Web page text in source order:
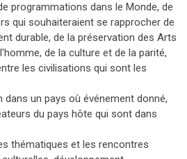
programmations dans le Monde, de
qui souhaiteraient se rapprocher de
durable, de la préservation des Arts
de la culture et de la parité,
les civilisations qui sont les
un pays où événement donné,
du pays hôte qui sont dans
thématiques et les rencontres